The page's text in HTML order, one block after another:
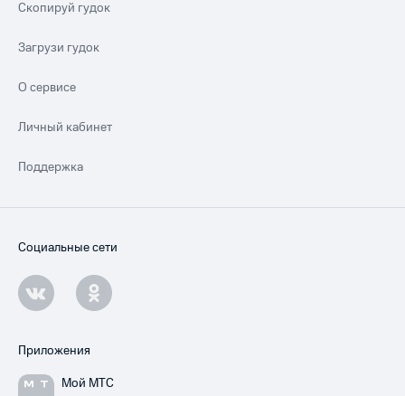
Скопируй гудок
Загрузи гудок
О сервисе
Личный кабинет
Поддержка
Социальные сети
Приложения
Мой МТС